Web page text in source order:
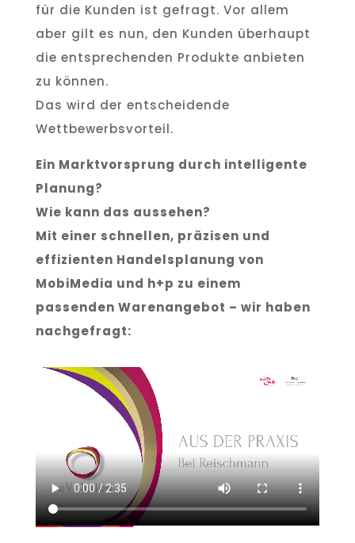
für die Kunden ist gefragt. Vor allem
aber gilt es nun, den Kunden überhaupt
die entsprechenden Produkte anbieten
zu können.
Das wird der entscheidende
Wettbewerbsvorteil.
Ein Marktvorsprung durch intelligente
Planung?
Wie kann das aussehen?
Mit einer schnellen, präzisen und
effizienten Handelsplanung von
MobiMedia und h+p zu einem
passenden Warenangebot – wir haben
nachgefragt: